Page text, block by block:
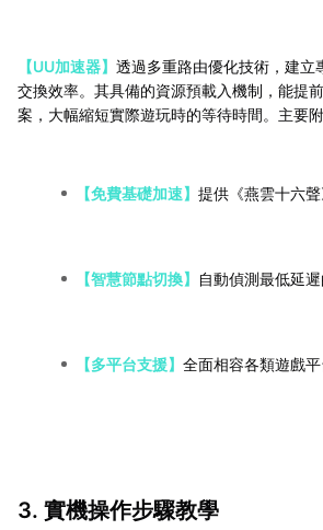
【UU加速器】 透過多重路由優化技術，建立
交換效率。其具備的資源預載入機制，能提
案，大幅縮短實際遊玩時的等待時間。主要
【免費基礎加速】 提供《燕雲十六
【智慧節點切換】 自動偵測最低延
【多平台支援】 全面相容各類遊戲
3. 實機操作步驟教學